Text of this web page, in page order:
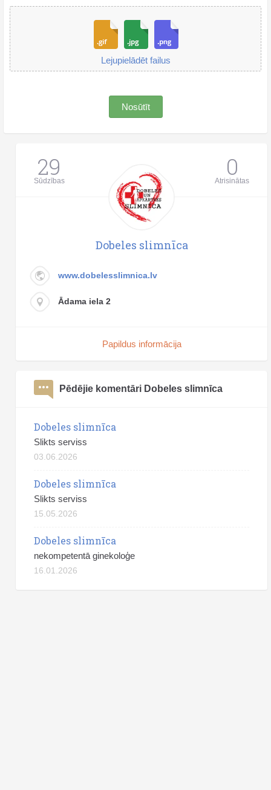
Lejupielādēt failus
Nosūtīt
29
Sūdzības 0
Atrisinātas
Dobeles slimnīca
www.dobelesslimnica.lv
Ādama iela 2
Papildus informācija
Pēdējie komentāri Dobeles slimnīca
Dobeles slimnīca
Slikts serviss
03.06.2026
Dobeles slimnīca
Slikts serviss
15.05.2026
Dobeles slimnīca
nekompetentā ginekoloģe
16.01.2026